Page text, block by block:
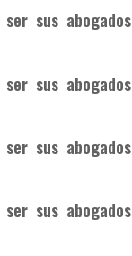
sus abogados
sus abogados
sus abogados
sus abogados